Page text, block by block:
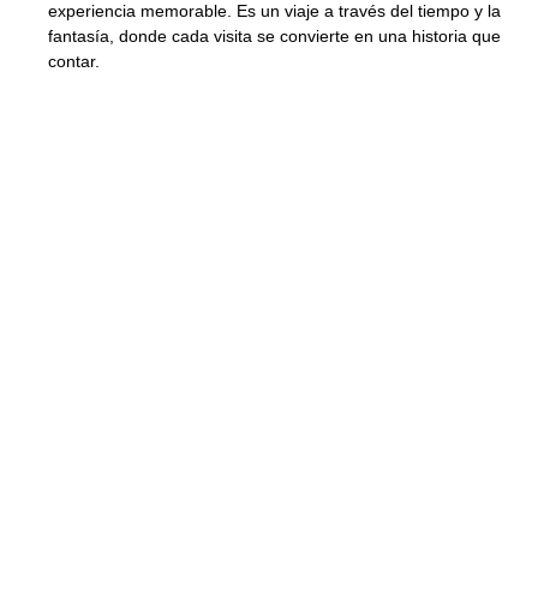
experiencia memorable. Es un viaje a través del tiempo y la
fantasía, donde cada visita se convierte en una historia que
contar.